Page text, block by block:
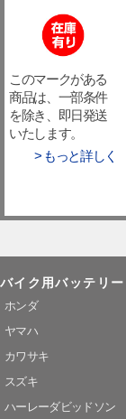
このマークがある
商品は、一部条件
を除き、即日発送
いたします。
> もっと詳しく
バイク用バッテリー
ホンダ
ヤマハ
カワサキ
スズキ
ハーレーダビッドソン